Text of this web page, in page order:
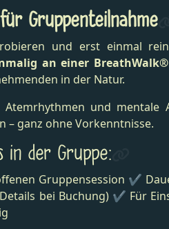
Gruppenteilnahme
und erst einmal
an einer BreathWalk®
in der Natur.
Atemrhythmen und mentale
– ganz ohne Vorkenntnisse.
in der Gruppe:
Gruppensession ✔
bei Buchung) ✔ Für